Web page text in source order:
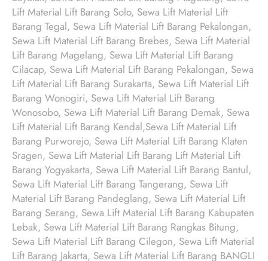
Lift Material Lift Barang Solo, Sewa Lift Material Lift
Barang Tegal, Sewa Lift Material Lift Barang Pekalongan,
Sewa Lift Material Lift Barang Brebes, Sewa Lift Material
Lift Barang Magelang, Sewa Lift Material Lift Barang
Cilacap, Sewa Lift Material Lift Barang Pekalongan, Sewa
Lift Material Lift Barang Surakarta, Sewa Lift Material Lift
Barang Wonogiri, Sewa Lift Material Lift Barang
Wonosobo, Sewa Lift Material Lift Barang Demak, Sewa
Lift Material Lift Barang Kendal,Sewa Lift Material Lift
Barang Purworejo, Sewa Lift Material Lift Barang Klaten
Sragen, Sewa Lift Material Lift Barang Lift Material Lift
Barang Yogyakarta, Sewa Lift Material Lift Barang Bantul,
Sewa Lift Material Lift Barang Tangerang, Sewa Lift
Material Lift Barang Pandeglang, Sewa Lift Material Lift
Barang Serang, Sewa Lift Material Lift Barang Kabupaten
Lebak, Sewa Lift Material Lift Barang Rangkas Bitung,
Sewa Lift Material Lift Barang Cilegon, Sewa Lift Material
Lift Barang Jakarta, Sewa Lift Material Lift Barang BANGLI